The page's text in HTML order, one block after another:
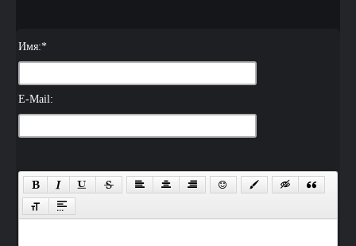
Имя:*
E-Mail: